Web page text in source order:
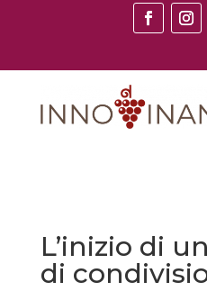
L’inizio di
di